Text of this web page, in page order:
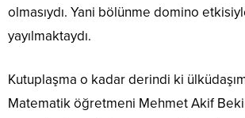
olmasıydı. Yani bölünme domino
yayılmaktaydı.
Kutuplaşma o kadar derindi ki
Matematik öğretmeni Mehmet Akif